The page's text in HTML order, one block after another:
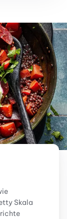
Skala